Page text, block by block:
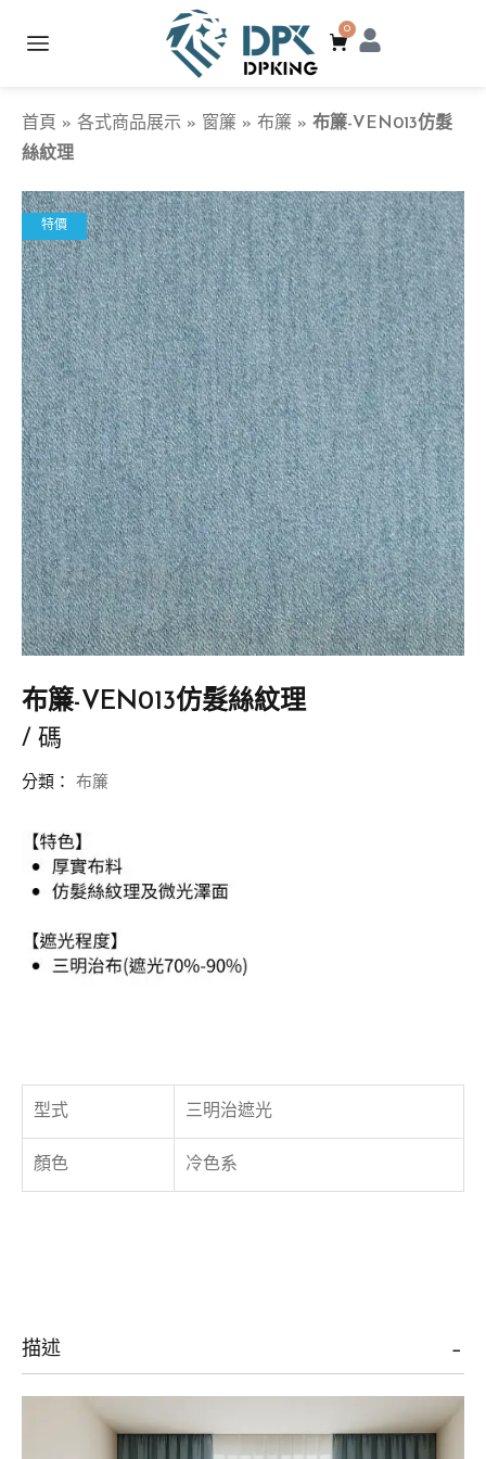
0
首頁 » 各式商品展示 » 窗簾 » 布簾 » 布簾-VEN013仿髮
絲紋理
特價
布簾-VEN013仿髮絲紋理
/ 碼
分類： 布簾
型式 三明治遮光
顏色 冷色系
描述